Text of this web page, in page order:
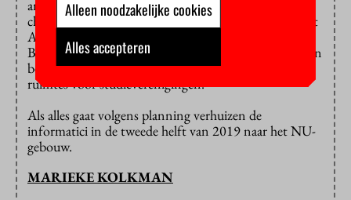
andere etages komen onder andere theoretische
chemie, wiskunde, science, business & innovation, het
Athena Instituut en het onderwijsbureau van
Bètawetenschappen. De onderste zes verdiepingen zijn
bestemd voor onderwijs en aanverwante zaken, zoals
ruimtes voor studieverenigingen.
Als alles gaat volgens planning verhuizen de
informatici in de tweede helft van 2019 naar het NU-
gebouw.
MARIEKE KOLKMAN
Alleen noodzakelijke cookies
Alles accepteren